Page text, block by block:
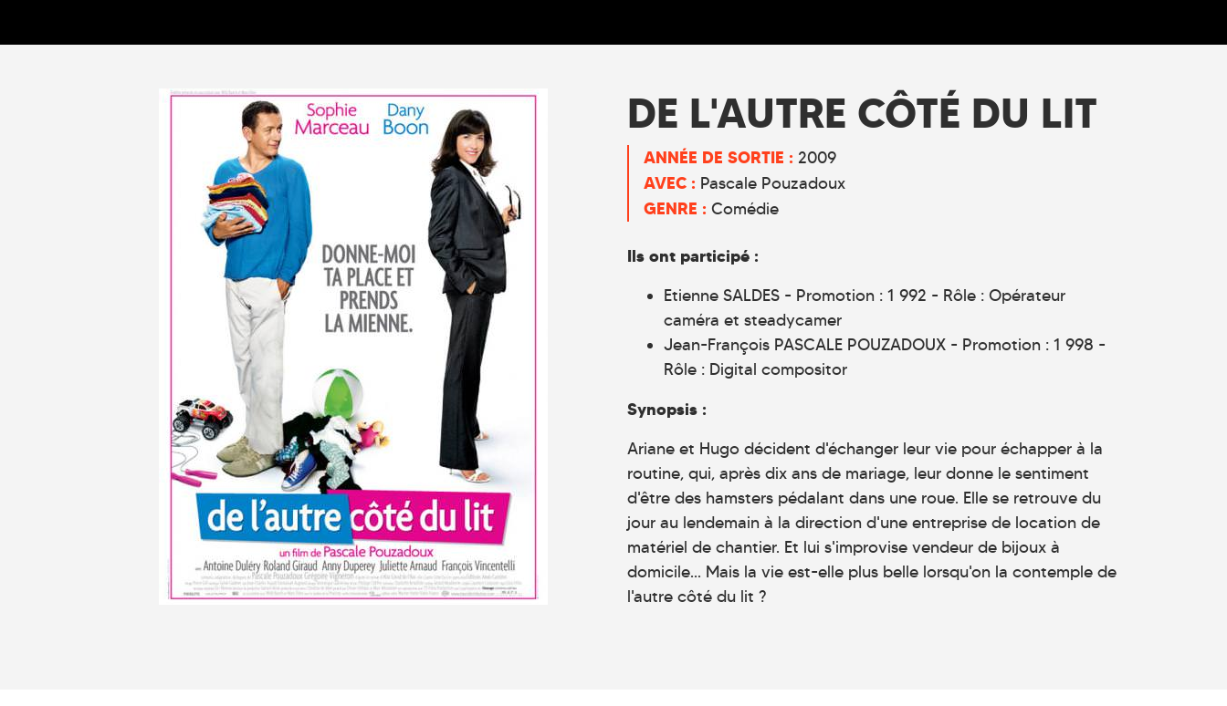
DE L'AUTRE CÔTÉ DU LIT
ANNÉE DE SORTIE : 2009
AVEC : Pascale Pouzadoux
GENRE : Comédie
Ils ont participé :
Etienne SALDES - Promotion : 1 992 - Rôle : Opérateur
caméra et steadycamer
Jean-François PASCALE POUZADOUX - Promotion : 1 998 -
Rôle : Digital compositor
Synopsis :
Ariane et Hugo décident d'échanger leur vie pour échapper à la
routine, qui, après dix ans de mariage, leur donne le sentiment
d'être des hamsters pédalant dans une roue. Elle se retrouve du
jour au lendemain à la direction d'une entreprise de location de
matériel de chantier. Et lui s'improvise vendeur de bijoux à
domicile... Mais la vie est-elle plus belle lorsqu'on la contemple de
l'autre côté du lit ?